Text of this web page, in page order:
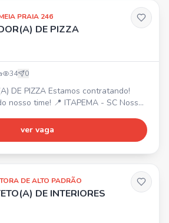
PRAIA 246
DE PIZZA
34 0
contratando!
ITAPEMA - SC Nossa
reconhecimento e
ver vaga
DE ALTO PADRÃO
DE INTERIORES